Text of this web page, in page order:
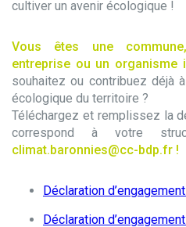
cultiver un avenir écologique !
Vous êtes une
entreprise ou un organisme
souhaitez ou contribuez déjà
écologique du territoire ?
Téléchargez et remplissez la
correspond à votre
climat.baronnies@cc-bdp.fr !
Déclaration
Déclaration